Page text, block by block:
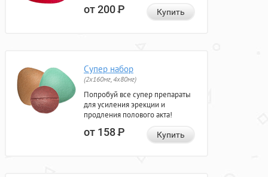
от 200Р Купить
Супер набор
(2х160мг, 4х80мг)
Попробуй все супер препараты
для усиления эрекции и
продления полового акта!
от 158Р Купить